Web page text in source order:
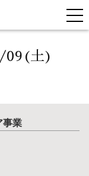
09(土)
事業